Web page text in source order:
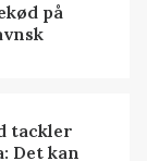
på
tackler
Det kan